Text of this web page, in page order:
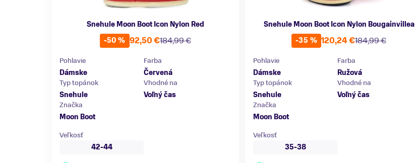
Snehule Moon Boot Icon Nylon Red
-50 %
184,99 €
92,50 €
Pohlavie
Dámske
Farba
Červená
Typ topánok
Snehule
Vhodné na
Voľný čas
Značka
Moon Boot
Veľkosť
42-44
Snehule Moon Boot Icon Nylon Bougainvillea
-35 %
184,99 €
120,24 €
Pohlavie
Dámske
Farba
Ružová
Typ topánok
Snehule
Vhodné na
Voľný čas
Značka
Moon Boot
Veľkosť
35-38